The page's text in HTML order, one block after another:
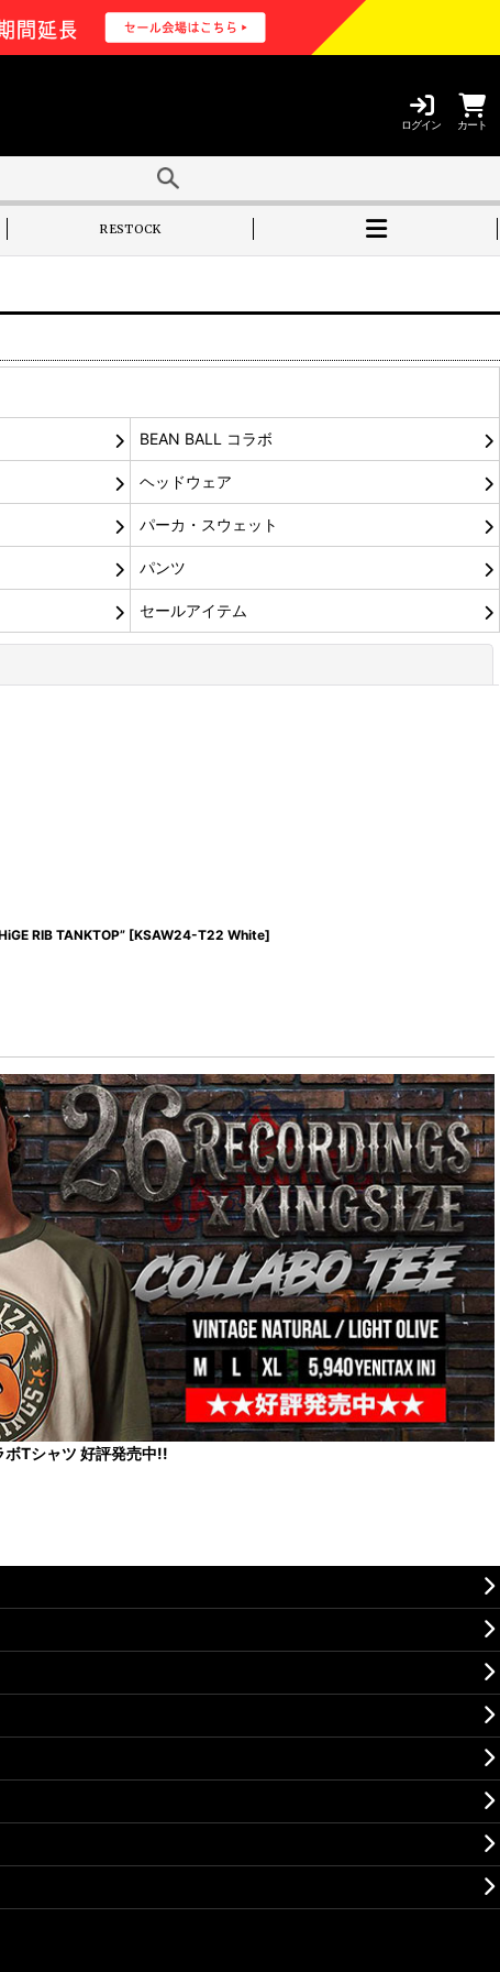
ログイン カート
RESTOCK
BEAN BALL コラボ
ヘッドウェア
パーカ・スウェット
パンツ
セールアイテム
RIB TANKTOP” [KSAW24-T22 White]
Tシャツ 好評発売中!!